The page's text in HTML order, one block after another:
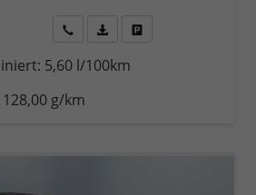
Rückruf PDF-Datei, Fahrzeugexposé
5,60 l/100km
128,00 g/km